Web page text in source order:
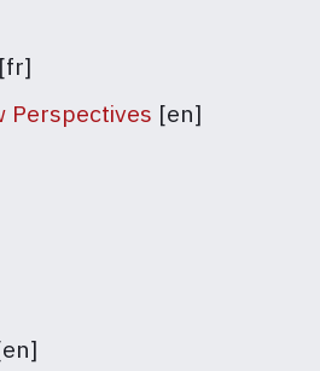
[fr]
Perspectives [en]